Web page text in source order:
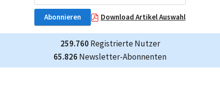
Abonnieren Download Artikel Auswahl
259.760 Registrierte Nutzer
65.826 Newsletter-Abonnenten